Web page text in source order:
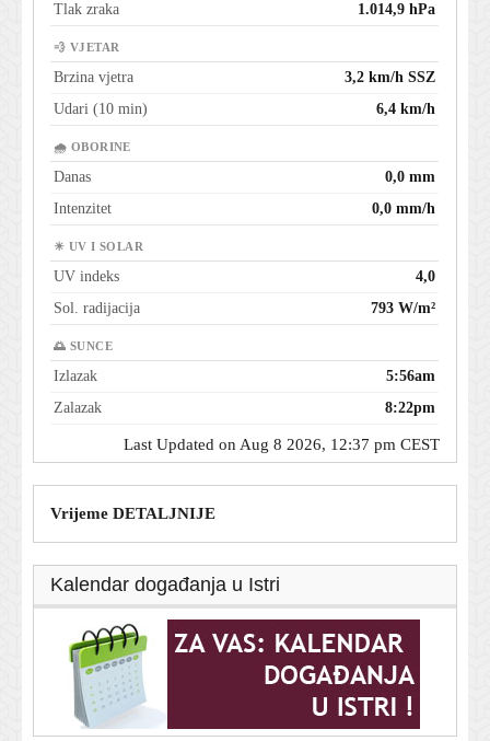
Tlak zraka
1.014,9 hPa
💨 VJETAR
Brzina vjetra
3,2 km/h SSZ
Udari (10 min)
6,4 km/h
🌧 OBORINE
Danas
0,0 mm
Intenzitet
0,0 mm/h
☀ UV I SOLAR
UV indeks
4,0
Sol. radijacija
793 W/m²
🌅 SUNCE
Izlazak
5:56am
Zalazak
8:22pm
Last Updated on Aug 8 2026, 12:37 pm CEST
Vrijeme DETALJNIJE
Kalendar događanja u Istri